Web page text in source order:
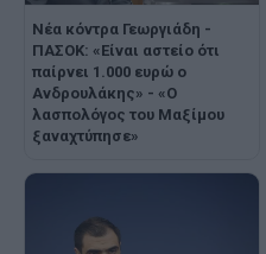
Νέα κόντρα Γεωργιάδη -
ΠΑΣΟΚ: «Είναι αστείο ότι
παίρνει 1.000 ευρώ ο
Ανδρουλάκης» - «Ο
λασπολόγος του Μαξίμου
ξαναχτύπησε»